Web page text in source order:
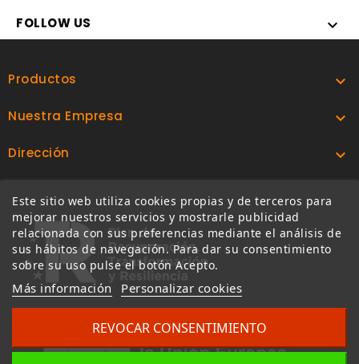
FOLLOW US 
Productos 
Nuestra Empresa 
Dirección 
Este sitio web utiliza cookies propias y de terceros para
mejorar nuestros servicios y mostrarle publicidad
relacionada con sus preferencias mediante el análisis de
sus hábitos de navegación. Para dar su consentimiento
sobre su uso pulse el botón Acepto.
Más información Personalizar cookies
REVOCAR CONSENTIMIENTO